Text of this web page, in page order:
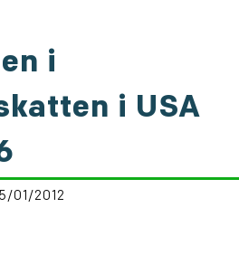
i
i USA
01/2012